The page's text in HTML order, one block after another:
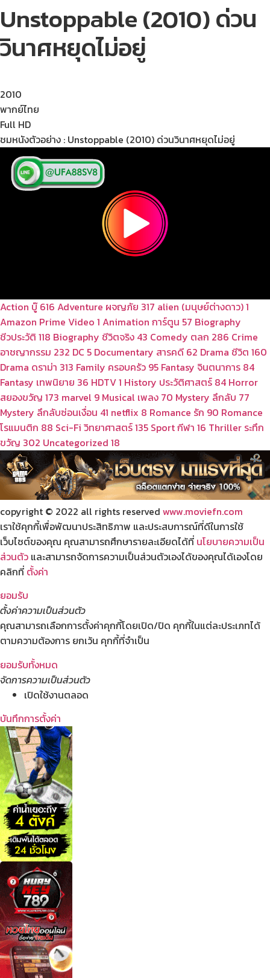
Unstoppable (2010) ด่วน
วินาศหยุดไม่อยู่
2010
พากย์ไทย
Full HD
ชมหนังตัวอย่าง : Unstoppable (2010) ด่วนวินาศหยุดไม่อยู่
Action บู๊ 616 Adventure ผจญภัย 317 alien (มนุษย์ต่างดาว)1
Amazon Prime Video 1 Animation การ์ตูน 57 Biography
ชีวประวัติ 118 Biography ชีวิตจริง 43 Comedy ตลก 286 Crime
อาชญากรรม 232 DC 5 Documentary สารคดี 62 Drama ชีวิต 160
Drama ดราม่า 313 Family ครอบครัว 95 Fantasy จินตนาการ 84
Fantasy เทพนิยาย 36 HDTV1 History ประวัติศาสตร์ 84 Horror
สยองขวัญ 173 marvel 9 Musical เพลง 70 Mystery ลึกลับ 77
Mystery ลึกลับซ่อนเงื่อน 41 netflix 8 Romance รัก 90 Romance
โรแมนติก 88 Sci-Fi วิทยาศาสตร์135 Sport กีฬา 16 Thriller ระทึก
ขวัญ 302 Uncategorized 18
copyright © 2022 all rights reserved www.moviefn.com
เราใช้คุกกี้เพื่อพัฒนาประสิทธิภาพ และประสบการณ์ที่ดีในการใช้
เว็บไซต์ของคุณ คุณสามารถศึกษารายละเอียดได้ที่ นโยบายความเป็น
ส่วนตัว และสามารถจัดการความเป็นส่วนตัวเองได้ของคุณได้เองโดย
คลิกที่ ตั้งค่า
ยอมรับ
ตั้งค่าความเป็นส่วนตัว
คุณสามารถเลือกการตั้งค่าคุกกี้โดยเปิด/ปิด คุกกี้ในแต่ละประเภทได้
ตามความต้องการ ยกเว้น คุกกี้ที่จำเป็น
ยอมรับทั้งหมด
จัดการความเป็นส่วนตัว
เปิดใช้งานตลอด
บันทึกการตั้งค่า